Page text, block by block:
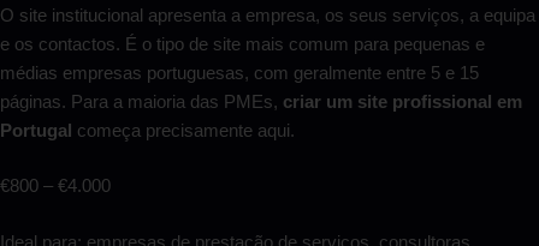
O site institucional apresenta a empresa, os seus serviços, a equipa
e os contactos. É o tipo de site mais comum para pequenas e
médias empresas portuguesas, com geralmente entre 5 e 15
páginas. Para a maioria das PMEs, criar um site profissional em
Portugal começa precisamente aqui.
€800 – €4.000
Ideal para: empresas de prestação de serviços, consultoras,